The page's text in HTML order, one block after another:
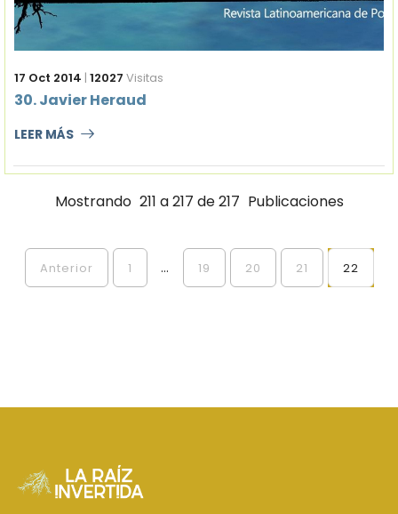
17 Oct 2014 | 12027 Visitas
30. Javier Heraud
LEER MÁS
Mostrando 211 a 217 de 217 Publicaciones
Anterior 1 ... 19 20 21 22